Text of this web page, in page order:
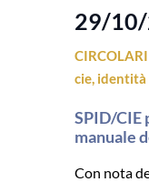
29/
CIRCOLARI
cie, identità
SPID/CIE
manuale
Con nota